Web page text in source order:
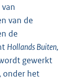
van de
de
Hollands Buiten,
gewerkt
onder het